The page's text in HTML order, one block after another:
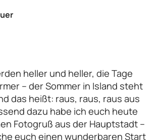
heller und heller, die Tage
– der Sommer in Island steht
das heißt: raus, raus, raus aus
dazu habe ich euch heute
Fotogruß aus der Hauptstadt –
euch einen wunderbaren Start